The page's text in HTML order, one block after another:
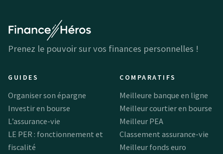
Prenez le pouvoir sur vos finances personnelles !
GUIDES
Organiser son épargne
Investir en bourse
L’assurance-vie
LE PER : fonctionnement et
fiscalité
COMPARATIFS
Meilleure banque en ligne
Meilleur courtier en bourse
Meilleur PEA
Classement assurance-vie
Meilleur fonds euro